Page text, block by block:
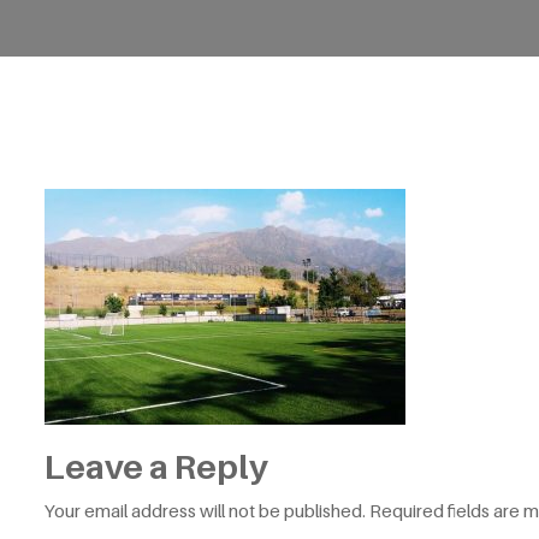
Leave a Reply
Your email address will not be published. Required fields are